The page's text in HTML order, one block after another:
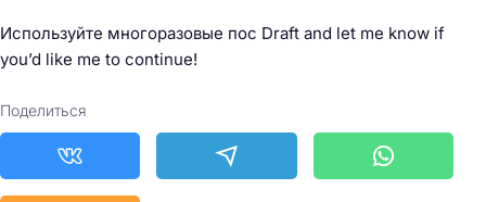
Используйте многоразовые пос Draft and let me know if
you’d like me to continue!
Поделиться